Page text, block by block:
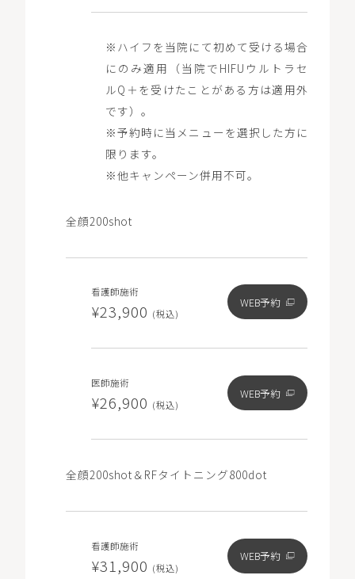
※ハイフを当院にて初めて受ける場合
にのみ適用（当院でHIFUウルトラセ
ルQ＋を受けたことがある方は適用外
です）。
※予約時に当メニューを選択した方に
限ります。
※他キャンペーン併用不可。
全顔200shot
看護師施術
¥23,900 (税込)
WEB予約
医師施術
¥26,900 (税込)
WEB予約
全顔200shot＆RFタイトニング800dot
看護師施術
¥31,900 (税込)
WEB予約